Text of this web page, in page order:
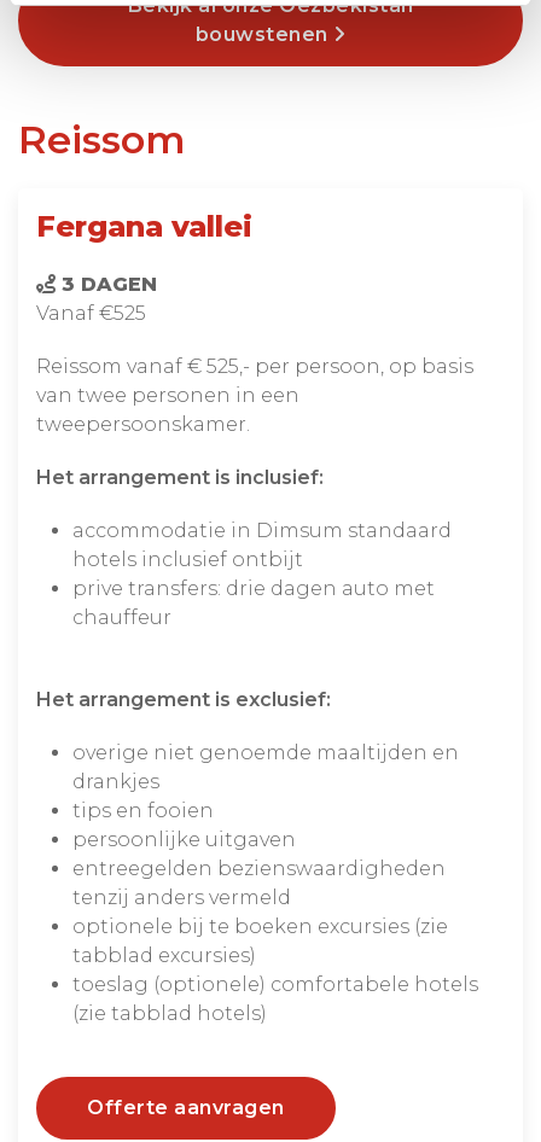
Bekijk al onze Oezbekistan
bouwstenen
Reissom
Fergana vallei
3 DAGEN
Vanaf €525
Reissom vanaf € 525,- per persoon, op basis
van twee personen in een
tweepersoonskamer.
Het arrangement is inclusief:
accommodatie in Dimsum standaard
hotels inclusief ontbijt
prive transfers: drie dagen auto met
chauffeur
Het arrangement is exclusief:
overige niet genoemde maaltijden en
drankjes
tips en fooien
persoonlijke uitgaven
entreegelden bezienswaardigheden
tenzij anders vermeld
optionele bij te boeken excursies (zie
tabblad excursies)
toeslag (optionele) comfortabele hotels
(zie tabblad hotels)
Offerte aanvragen